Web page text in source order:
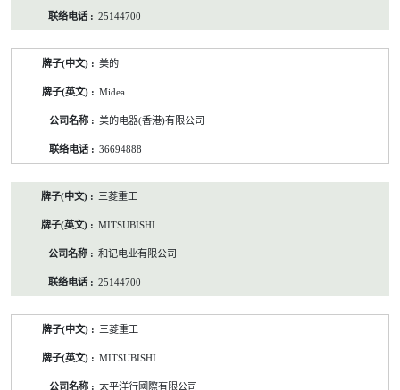
25144700
美的
Midea
美的电器(香港)有限公司
36694888
三菱重工
MITSUBISHI
和记电业有限公司
25144700
三菱重工
MITSUBISHI
太平洋行國際有限公司